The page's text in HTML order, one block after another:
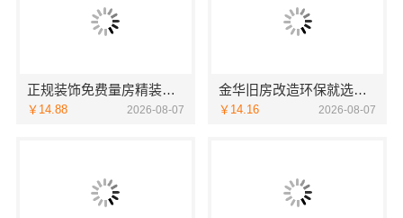
正规装饰免费量房精装信赖浙江臻美新型建材有限公司
￥14.88 2026-08-07
金华旧房改造环保就选浙江臻美新型建材有限公司
￥14.16 2026-08-07